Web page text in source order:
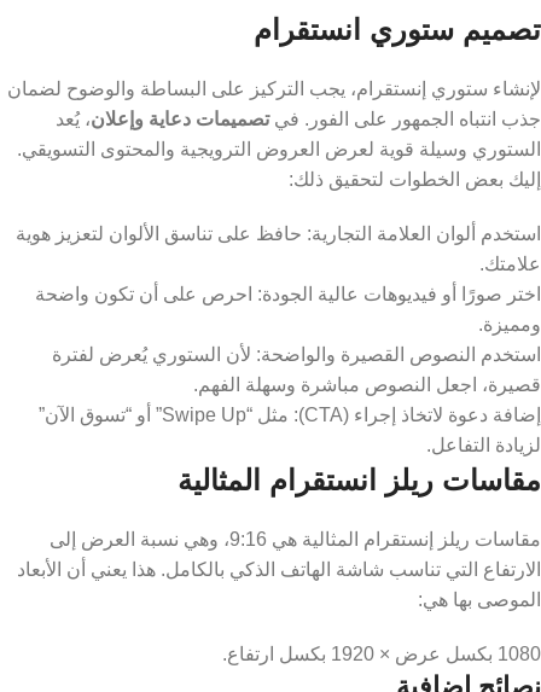
تصميم ستوري انستقرام
لإنشاء ستوري إنستقرام، يجب التركيز على البساطة والوضوح لضمان
جذب انتباه الجمهور على الفور. فيتصميمات دعاية وإعلان، يُعد
الستوري وسيلة قوية لعرض العروض الترويجية والمحتوى التسويقي.
إليك بعض الخطوات لتحقيق ذلك:
استخدم ألوان العلامة التجارية: حافظ على تناسق الألوان لتعزيز هوية
علامتك.
اختر صورًا أو فيديوهات عالية الجودة: احرص على أن تكون واضحة
ومميزة.
استخدم النصوص القصيرة والواضحة: لأن الستوري يُعرض لفترة
قصيرة، اجعل النصوص مباشرة وسهلة الفهم.
إضافة دعوة لاتخاذ إجراء (CTA): مثل “Swipe Up” أو “تسوق الآن”
لزيادة التفاعل.
مقاسات ريلز انستقرام المثالية
مقاسات ريلز إنستقرام المثالية هي 9:16، وهي نسبة العرض إلى
الارتفاع التي تناسب شاشة الهاتف الذكي بالكامل. هذا يعني أن الأبعاد
الموصى بها هي:
1080 بكسل عرض × 1920 بكسل ارتفاع.